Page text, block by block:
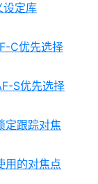
设定库
C优先选择
S优先选择
定跟踪对焦
用的对焦点